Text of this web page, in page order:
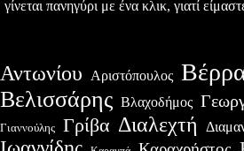
γίνεται πανηγύρι με ένα κλικ, γιατί
Αντωνίου Αριστόπουλος
Βελισσάρης Βλαχοδήμος
Γιαννούλης Γρίβα Διαλεχτή